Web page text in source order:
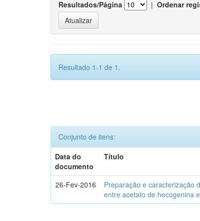
Resultados/Página | Ordenar
Resultado 1-1 de 1.
Conjunto de itens:
Data do
documento
Título
26-Fev-2016
Preparação e caracterização
entre acetato de hecogenina